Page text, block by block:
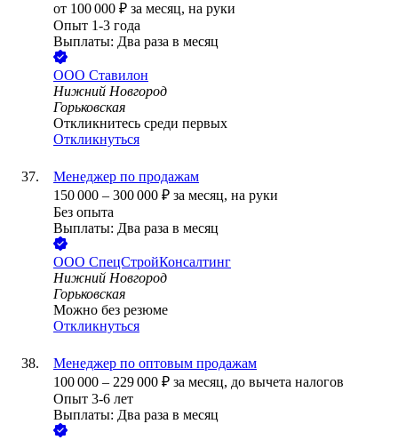
от 100 000 ₽ за месяц, на руки
Опыт 1-3 года
Выплаты: Два раза в месяц
ООО Ставилон
Нижний Новгород
Горьковская
Откликнитесь среди первых
Откликнуться
Менеджер по продажам
150 000 – 300 000 ₽ за месяц, на руки
Без опыта
Выплаты: Два раза в месяц
ООО СпецСтройКонсалтинг
Нижний Новгород
Горьковская
Можно без резюме
Откликнуться
Менеджер по оптовым продажам
100 000 – 229 000 ₽ за месяц, до вычета налогов
Опыт 3-6 лет
Выплаты: Два раза в месяц